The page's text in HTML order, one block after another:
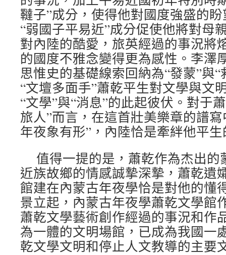
韃子”成分，使得他對國度強盛的
“弱國子平易近”成分促使他將對母
對內陸的酷愛，旅英經過的事況將
的國度不雅念變得更為感性。李澤
思惟史的基礎線索回納為“發蒙”與
“文壇多面手”蕭乾平生對文學與文
“文學”與“消息”的此起彼伏。對于
旅人”而言，在這首壯美樂章的譜
年夜象有形”，內陸恰是牽絆他平
值得一提的是，蕭乾作為杰出
近族故鄉的情感誠摯深摯，蕭乾遺
館建在內蒙古年夜學恰是對他的懂
景立起，內蒙古年夜學蕭乾文學館
蕭乾文學藝術創作經過的事況和作
為一體的文明場館，已成為我國一
乾文學文明和停止人文教導的主要